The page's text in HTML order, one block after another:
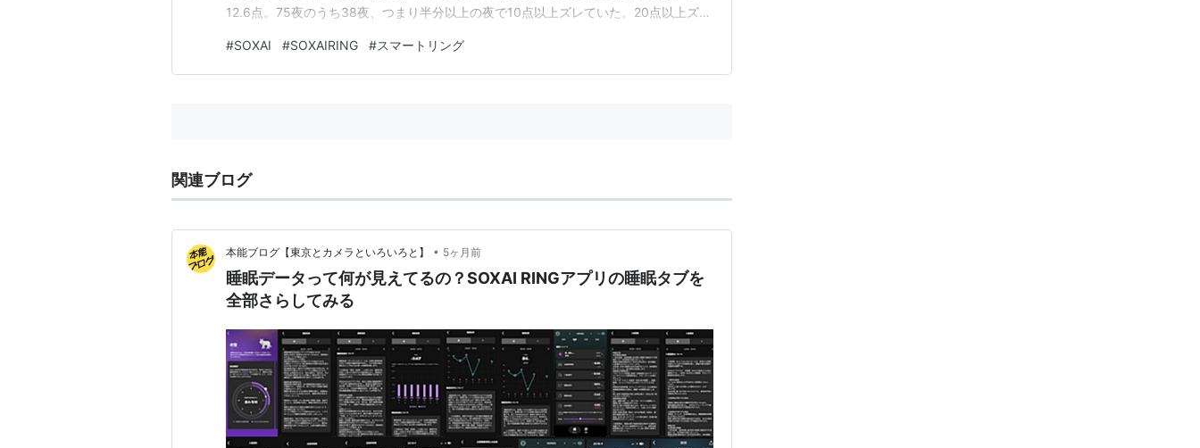
12.6点。75夜のうち38夜、つまり半分以上の夜で10点以上ズレていた。20点以上ズレ
の2つのリングは、そういう関係だった。 実測データ:75夜の突…
#SOXAI #SOXAIRING #スマートリング
関連ブログ
本能ブログ【東京とカメラといろいろと】 • 5ヶ月前
睡眠データって何が見えてるの？SOXAI RINGアプリの睡眠タブを
全部さらしてみる